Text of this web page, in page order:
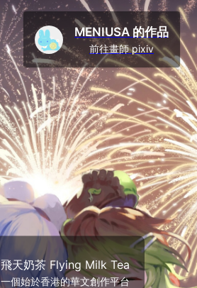
飛天奶茶 Flying Milk Tea
一個始於香港的華文創作平台
MENIUSA 的作品
前往畫師 pixiv